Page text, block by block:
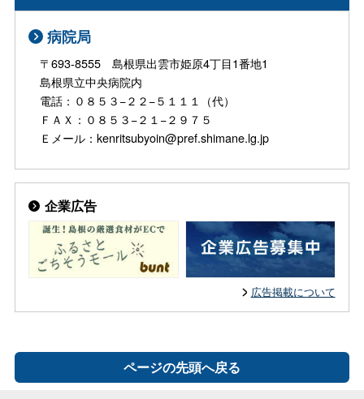
病院局
〒693-8555 島根県出雲市姫原4丁目1番地1
島根県立中央病院内
電話：０８５３−２２−５１１１（代）
ＦＡＸ：０８５３−２１−２９７５
Ｅメール：kenritsubyoin@pref.shimane.lg.jp
企業広告
広告掲載について
ページの先頭へ戻る